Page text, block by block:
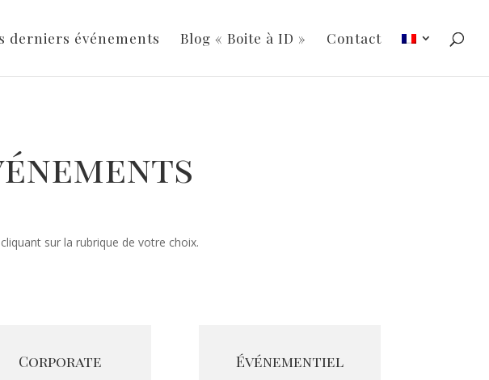
derniers événements Blog « Boite à ID » Contact
sur la rubrique de votre choix.
Corporate Événementiel